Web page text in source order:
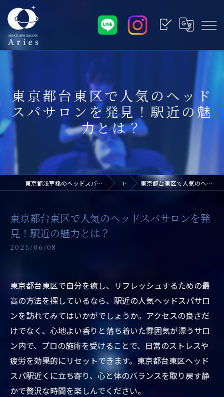
東京都台東区で人気のヘッド
スパサロンを発見！駅近の魅
力とは？
東京都浅草橋のヘッドスパなら浅草橋ドライヘッドスパ専門店アリエス コラム 東京都台東区で人気のヘッドスパサロンを発見！駅近の魅力とは？
東京都台東区で人気のヘッドスパサロンを発
見！駅近の魅力とは？
2025/06/08
東京都台東区で自分を癒し、リフレッシュするための最
高の方法を探しているなら、駅近の人気ヘッドスパサロ
ンを訪れてみてはいかがでしょうか。アクセスの良さだ
けでなく、心地よい香りと落ち着いた雰囲気が漂うサロ
ン内で、プロの施術を受けることで、日常のストレスや
疲労を効果的にリセットできます。東京都台東区ヘッド
スパ駅近くに立ち寄り、心と体のバランスを取り戻す静
かで贅沢な時間を楽しんでください。